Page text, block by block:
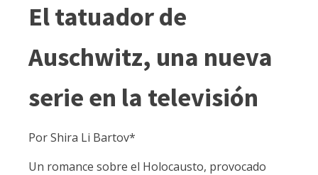
El tatuador de
Auschwitz, una nueva
serie en la televisión
Por Shira Li Bartov*
Un romance sobre el Holocausto, provocado